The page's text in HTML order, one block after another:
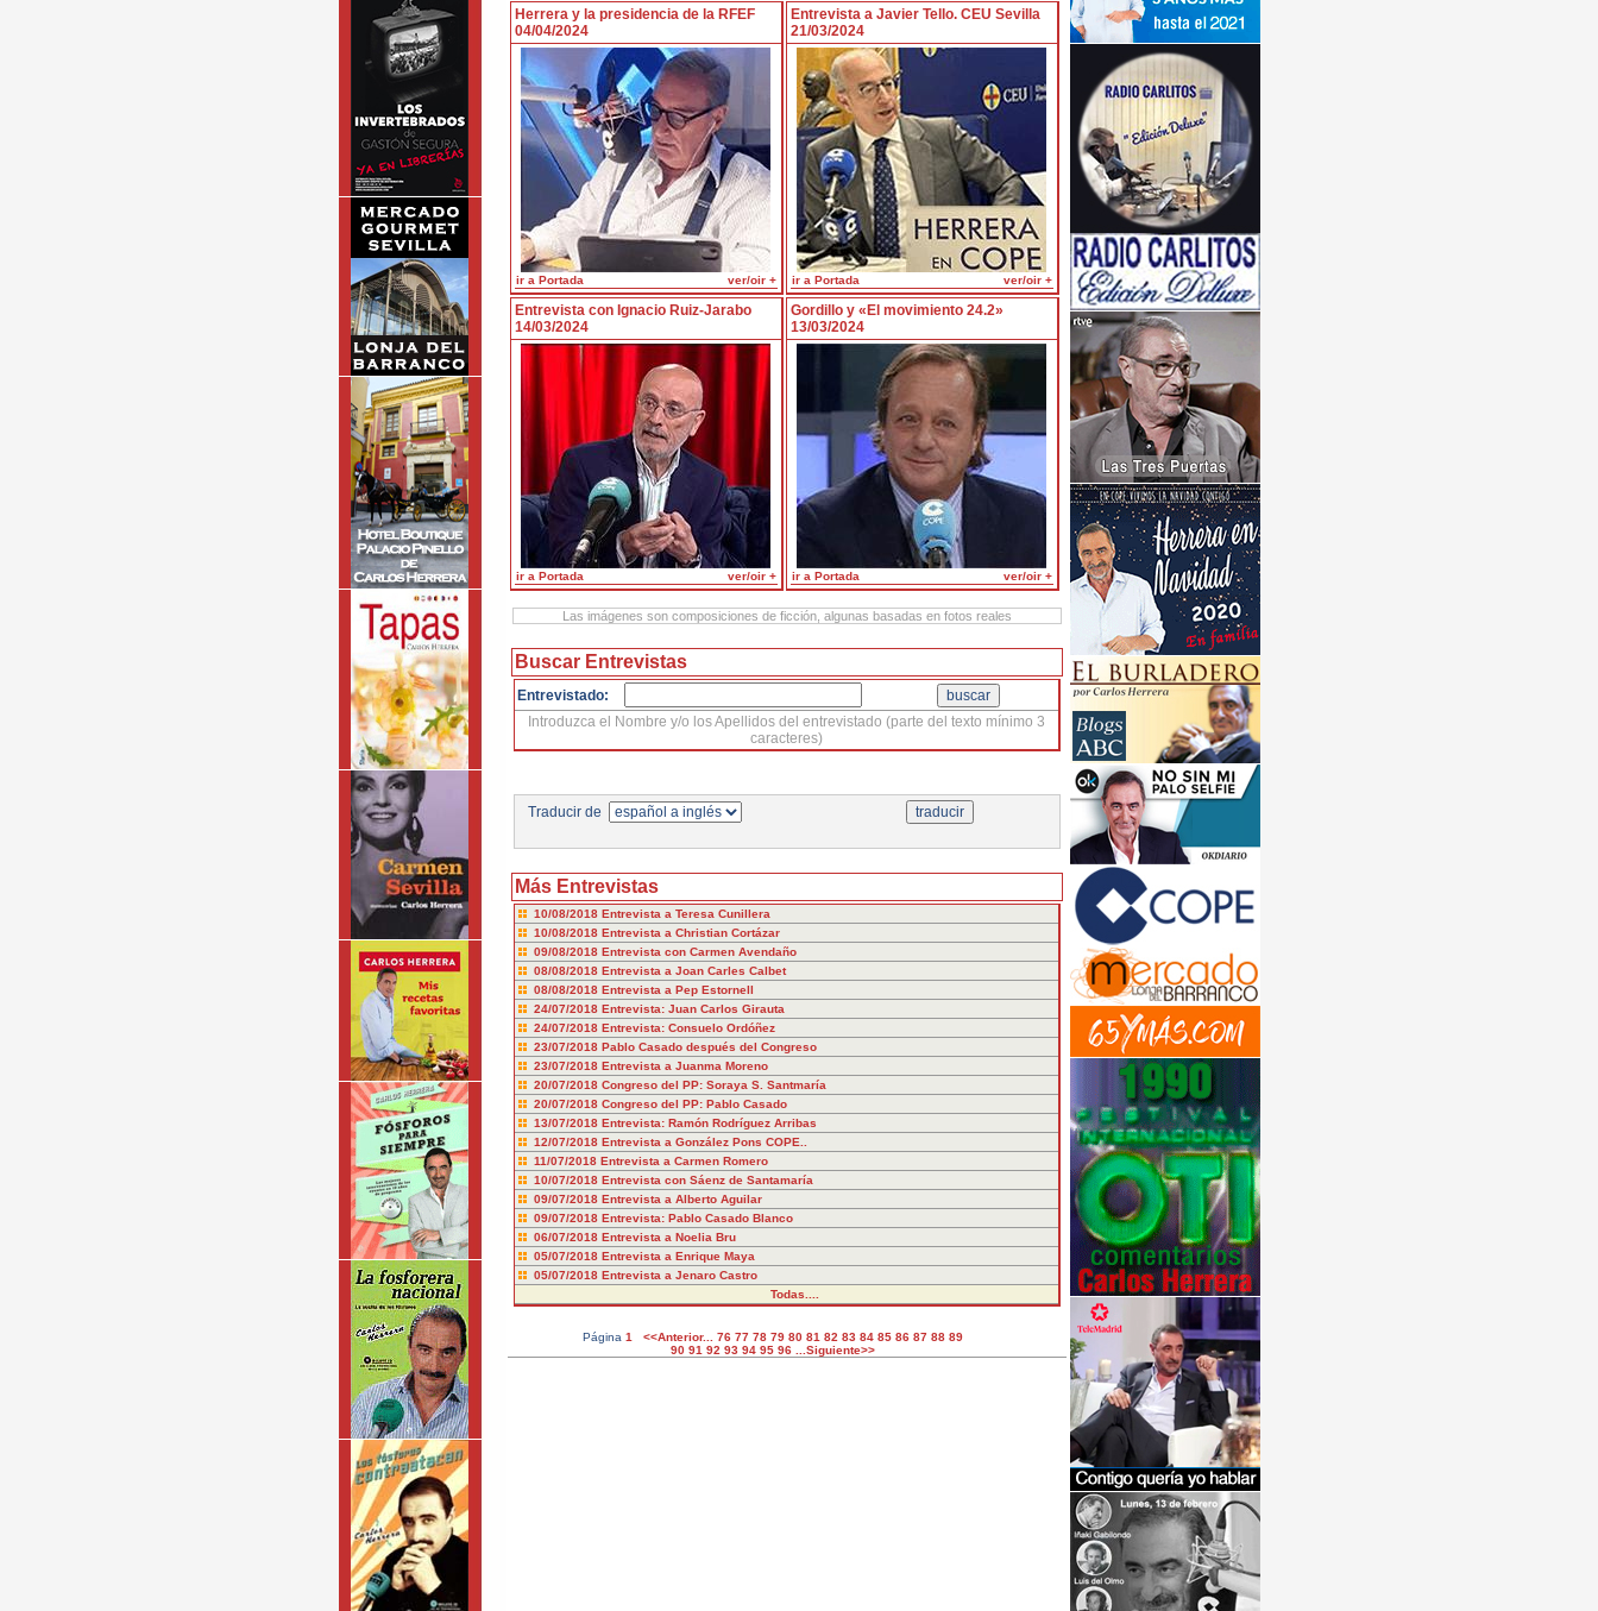
Herrera y la presidencia de la RFEF
04/04/2024
ir a Portada ver/oir +
Entrevista a Javier Tello. CEU Sevilla
21/03/2024
ir a Portada ver/oir +
Entrevista con Ignacio Ruiz-Jarabo
14/03/2024
ir a Portada ver/oir +
Gordillo y «El movimiento 24.2»
13/03/2024
ir a Portada ver/oir +
Las imágenes son composiciones de ficción, algunas basadas en fotos reales
Buscar Entrevistas
Entrevistado:
Introduzca el Nombre y/o los Apellidos del entrevistado (parte del texto mínimo 3
caracteres)
Traducir de
Más Entrevistas
10/08/2018 Entrevista a Teresa Cunillera
10/08/2018 Entrevista a Christian Cortázar
09/08/2018 Entrevista con Carmen Avendaño
08/08/2018 Entrevista a Joan Carles Calbet
08/08/2018 Entrevista a Pep Estornell
24/07/2018 Entrevista: Juan Carlos Girauta
24/07/2018 Entrevista: Consuelo Ordóñez
23/07/2018 Pablo Casado después del Congreso
23/07/2018 Entrevista a Juanma Moreno
20/07/2018 Congreso del PP: Soraya S. Santmaría
20/07/2018 Congreso del PP: Pablo Casado
13/07/2018 Entrevista: Ramón Rodríguez Arribas
12/07/2018 Entrevista a González Pons COPE..
11/07/2018 Entrevista a Carmen Romero
10/07/2018 Entrevista con Sáenz de Santamaría
09/07/2018 Entrevista a Alberto Aguilar
09/07/2018 Entrevista: Pablo Casado Blanco
06/07/2018 Entrevista a Noelia Bru
05/07/2018 Entrevista a Enrique Maya
05/07/2018 Entrevista a Jenaro Castro
Todas....
Página 1 <<Anterior... 76 77 78 79 80 81 82 83 84 85 86 87 88 89
90 91 92 93 94 95 96 ...Siguiente>>